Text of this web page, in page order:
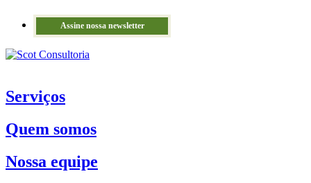
Assine nossa newsletter
Serviços
Quem somos
Nossa equipe